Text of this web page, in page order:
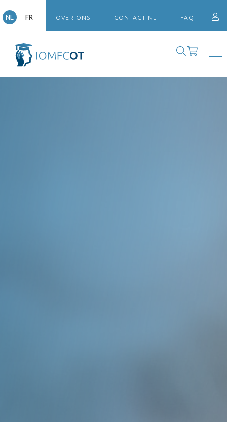
NL FR OVER ONS CONTACT NL FAQ